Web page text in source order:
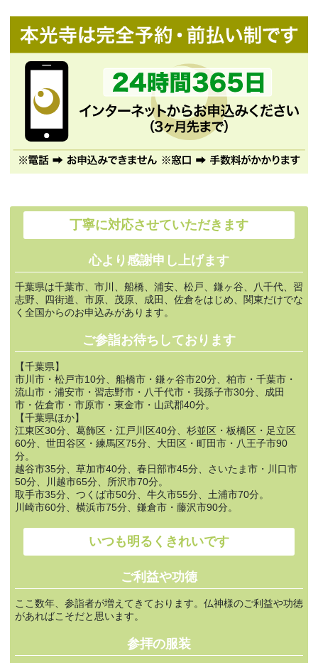
丁寧に対応させていただきます
心より感謝申し上げます
千葉県は千葉市、市川、船橋、浦安、松戸、鎌ヶ谷、八千代、習
志野、四街道、市原、茂原、成田、佐倉をはじめ、関東だけでな
く全国からのお申込みがあります。
ご参詣お待ちしております
【千葉県】
市川市・松戸市10分、船橋市・鎌ヶ谷市20分、柏市・千葉市・
流山市・浦安市・習志野市・八千代市・我孫子市30分、成田
市・佐倉市・市原市・東金市・山武郡40分。
【千葉県ほか】
江東区30分、葛飾区・江戸川区40分、杉並区・板橋区・足立区
60分、世田谷区・練馬区75分、大田区・町田市・八王子市90
分。
越谷市35分、草加市40分、春日部市45分、さいたま市・川口市
50分、川越市65分、所沢市70分。
取手市35分、つくば市50分、牛久市55分、土浦市70分。
川崎市60分、横浜市75分、鎌倉市・藤沢市90分。
いつも明るくきれいです
ご利益や功徳
ここ数年、参詣者が増えてきております。仏神様のご利益や功徳
があればこそだと思います。
参拝の服装